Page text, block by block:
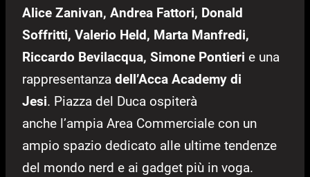
Alice Zanivan, Andrea Fattori, Donald
Soffritti, Valerio Held, Marta Manfredi,
Riccardo Bevilacqua, Simone Pontieri e una
rappresentanza dell’Acca Academy di
Jesi. Piazza del Duca ospiterà
anche l’ampia Area Commerciale con un
ampio spazio dedicato alle ultime tendenze
del mondo nerd e ai gadget più in voga.